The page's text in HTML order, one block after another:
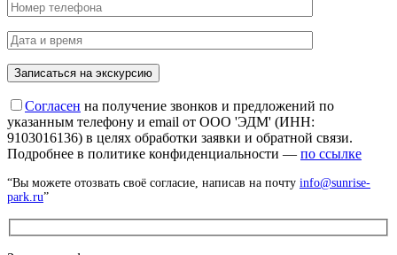
Согласен на получение звонков и предложений по
указанным телефону и email от ООО 'ЭДМ' (ИНН:
9103016136) в целях обработки заявки и обратной связи.
Подробнее в политике конфиденциальности — по ссылке
“Вы можете отозвать своё согласие, написав на почту info@sunrise-
park.ru”